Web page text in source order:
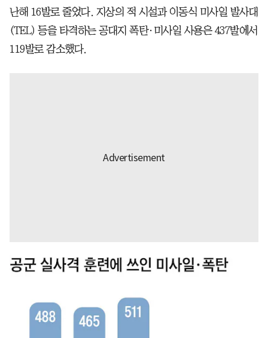
난해 16발로 줄었다. 지상의 적 시설과 이동식 미사일 발사대
(TEL) 등을 타격하는 공대지 폭탄·미사일 사용은 437발에서
119발로 감소했다.